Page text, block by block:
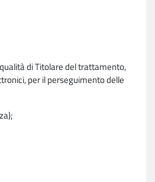
di Titolare del trattamento,
per il perseguimento delle